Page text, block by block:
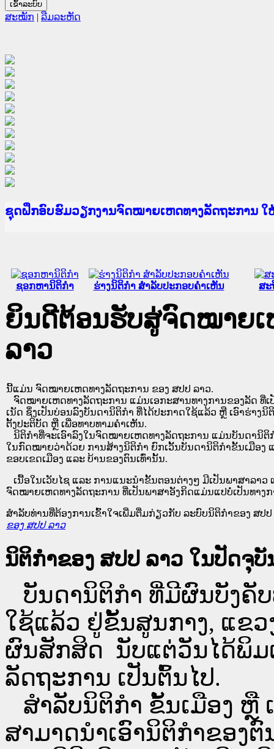
ສະໝັກ | ລືມລະຫັດ
Ministry of Justice Lao PDR
ເຜີຍແຜ່ວັບໄຊຈົດໝາຍເຫດທາງລັດຖະການ ແລະ ແອັ
ກະຊວງຍຸຕິທຳ
ຊຸດຝຶກອົບຮົມວຽກງານຈົດໝາຍເຫດທາງລັດຖະການ
ກອງປະຊຸມທົບທວນຄືນການຈັດຕັ້ງປະຕິບັດວຽກງານຈົ
ຝຶກອົບຮົມ ຜູ່ປະສານງານວຽກງານຈົດໝາຍເຫດທາງລັ
ຝຶກອົບຮົມ ຜູ່ປະສານງານວຽກງານຈົດໝາຍເຫດທາງລັ
ເຜີຍແຜ່ແອັບກົດໝາຍລາວ ແລະ ເວັບໄຊຈົດໝາຍເຫດ
ເຜີຍແຜ່ແອັບກົດໝາຍລາວ ແລະ ເວັບໄຊຈົດໝາຍເຫດ
ຍົກລະດັບວຽກງານຈົດໝາຍເຫດທາງລັດຖະການໃຫ້ຜູ້
ຊຸດຝຶກອົບຮົມວຽກງານຈົດໝາຍເຫດທາງລັດຖະການ ໃ
ຊອກຫານິຕິກໍາ ຮ່າງນິຕິກໍາ ສໍາລັບປະກອບຄໍາເຫັນ ສະ
ຍິນດີຕ້ອນຮັບສູ່ຈົດໝາຍເ
ລາວ
ນີ້ແມ່ນ ຈົດໝາຍເຫດທາງລັດຖະການ ຂອງ ສປປ ລາວ.
ຈົດໝາຍເຫດທາງລັດຖະການ ແມ່ນ​ເອ​ກະ​ສານ​ທາງ​ການ​ຂອງ​ລັດ ທີ່​ເ
ເນັດ ຊຶ່ງ​ເປັນ​ບ່ອນ​ລົງ​ບັນ​ດາ​ນິ​ຕິ​ກຳ ທີ່ໄດ້ປະກາດໃຊ້ແລ້ວ ຫຼື ເອົາຮ່າງ
ຕັ້ງ​ປະ​ຕິ​ບັດ ຫຼື ເພື່ອທາບທາມຄໍາເຫັນ.
ນິ​ຕິ​ກຳ​ທີ່​ຈະ​ເອົາ​ລົງ​ໃນ​ຈົດ​ໝາຍ​ເຫດ​ທາງ​ລັດ​ຖະ​ການ ​ແມ່ນ​ບັນ​ດາ​ນິ​ຕິ​
ໃນ​ກົດ​ໝາຍ​ວ່າ​ດ້ວຍ​ ການ​ສ້າງ​ນິ​ຕິ​ກຳ ຍົກ​ເວັ້ນ​ບັນ​ດານິ​ຕິ​ກຳ​ຂັ້ນ​ເມືອງ
ຂອບ​ເຂດ​ເມືອງ ແລະ ບ້ານ​ຂອງ​ຕົນ​ເທົ່າ​ນັ້ນ.
ເນື້ອໃນ​ເວັບ​ໄຊ​ ແລະ ການແນະນໍາຂັ້ນຕອນຕ່າງໆ ມີເປັນພາສາລາວ
ຈົດໝາຍເຫດທາງລັດຖະການ ທີ່ເປັນພາສາອັງກິດແມ່ນແປບໍ່ເປັນທາງ
ສໍາລັບທ່ານທີ່ຕ້ອງການເຂົ້າໃຈເພີ່ມຕື່ມກ່ຽວກັບ ລະບົບນິຕິກຳຂອງ ສປປ
ຂອງ ສປປ ລາວ
ນິຕິກຳຂອງ ສປປ ລາວ ໃນປັດຈຸ
ບັນດານິຕິກໍາ ທີ່ມີຜົນບັງຄັ
ໃຊ້ແລ້ວ ຢູ່ຂັ້ນ​ສູນ​ກາງ, ແຂ
ຜົນສັກສິດ ນັບ​ແຕ່​ວັນໄດ້ພິມ
ລັດຖະການ ເປັນ​ຕົ້ນ​ໄປ.
ສຳລັບນິ​ຕິ​ກຳ ຂັ້ນເມືອງ ຫຼື
ສາມາດນຳເອົານິຕິກຳຂອງ